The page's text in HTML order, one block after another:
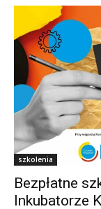
szkolenia
Bezpłatne
Inkubatorze